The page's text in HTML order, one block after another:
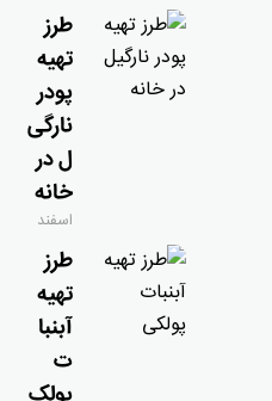
طرز
تهیه
پودر
نارگی
ل در
خانه
اسفند
طرز
تهیه
آبنبا
ت